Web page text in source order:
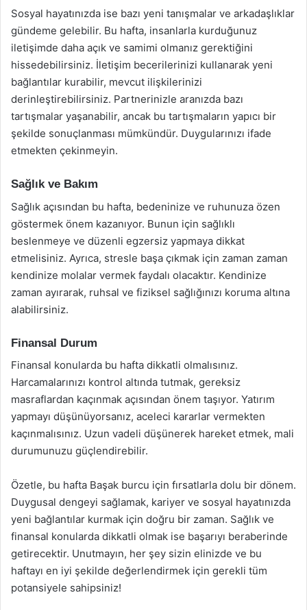
Sosyal hayatınızda ise bazı yeni tanışmalar ve arkadaşlıklar
gündeme gelebilir. Bu hafta, insanlarla kurduğunuz
iletişimde daha açık ve samimi olmanız gerektiğini
hissedebilirsiniz. İletişim becerilerinizi kullanarak yeni
bağlantılar kurabilir, mevcut ilişkilerinizi
derinleştirebilirsiniz. Partnerinizle aranızda bazı
tartışmalar yaşanabilir, ancak bu tartışmaların yapıcı bir
şekilde sonuçlanması mümkündür. Duygularınızı ifade
etmekten çekinmeyin.
Sağlık ve Bakım
Sağlık açısından bu hafta, bedeninize ve ruhunuza özen
göstermek önem kazanıyor. Bunun için sağlıklı
beslenmeye ve düzenli egzersiz yapmaya dikkat
etmelisiniz. Ayrıca, stresle başa çıkmak için zaman zaman
kendinize molalar vermek faydalı olacaktır. Kendinize
zaman ayırarak, ruhsal ve fiziksel sağlığınızı koruma altına
alabilirsiniz.
Finansal Durum
Finansal konularda bu hafta dikkatli olmalısınız.
Harcamalarınızı kontrol altında tutmak, gereksiz
masraflardan kaçınmak açısından önem taşıyor. Yatırım
yapmayı düşünüyorsanız, aceleci kararlar vermekten
kaçınmalısınız. Uzun vadeli düşünerek hareket etmek, mali
durumunuzu güçlendirebilir.
Özetle, bu hafta Başak burcu için fırsatlarla dolu bir dönem.
Duygusal dengeyi sağlamak, kariyer ve sosyal hayatınızda
yeni bağlantılar kurmak için doğru bir zaman. Sağlık ve
finansal konularda dikkatli olmak ise başarıyı beraberinde
getirecektir. Unutmayın, her şey sizin elinizde ve bu
haftayı en iyi şekilde değerlendirmek için gerekli tüm
potansiyele sahipsiniz!